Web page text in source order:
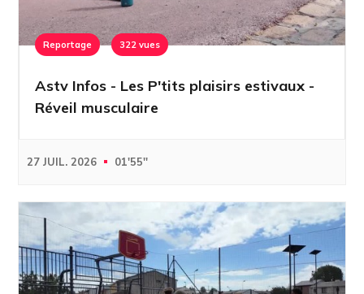
Reportage 322 vues
Astv Infos - Les P'tits plaisirs estivaux -
Réveil musculaire
27 JUIL. 2026 01'55''